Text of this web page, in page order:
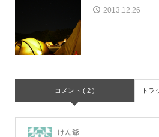
2013.12.26
コメント ( 2 ) トラ
けん爺